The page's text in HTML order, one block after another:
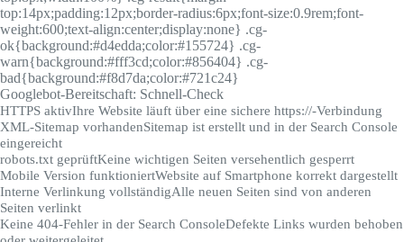
top:14px;padding:12px;border-radius:6px;font-size:0.9rem;font-
weight:600;text-align:center;display:none} .cg-
ok{background:#d4edda;color:#155724} .cg-
warn{background:#fff3cd;color:#856404} .cg-
bad{background:#f8d7da;color:#721c24}
Googlebot-Bereitschaft: Schnell-Check
HTTPS aktivIhre Website läuft über eine sichere https://-Verbindung
XML-Sitemap vorhandenSitemap ist erstellt und in der Search Console
eingereicht
robots.txt geprüftKeine wichtigen Seiten versehentlich gesperrt
Mobile Version funktioniertWebsite auf Smartphone korrekt dargestellt
Interne Verlinkung vollständigAlle neuen Seiten sind von anderen
Seiten verlinkt
Keine 404-Fehler in der Search ConsoleDefekte Links wurden behoben